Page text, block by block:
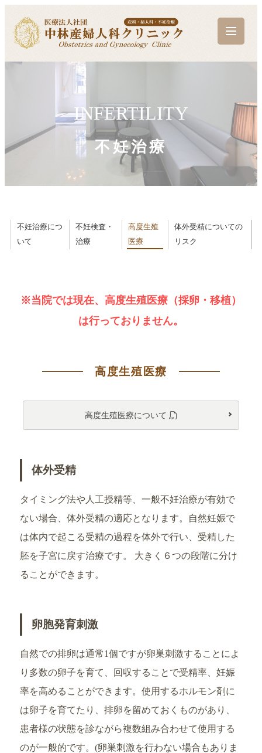
INFERTILITY
不妊治療
不妊治療につ
いて
不妊検査・
治療
高度生殖
医療
体外受精についての
リスク
※当院では現在、高度生殖医療（採卵・移植）
は行っておりません。
高度生殖医療
高度生殖医療について
体外受精
タイミング法や人工授精等、一般不妊治療が有効で
ない場合、体外受精の適応となります。自然妊娠で
は体内で起こる受精の過程を体外で行い、受精した
胚を子宮に戻す治療です。 大きく６つの段階に分け
ることができます。
卵胞発育刺激
自然での排卵は通常1個ですが卵巣刺激することによ
り多数の卵子を育て、回収することで受精率、妊娠
率を高めることができます。使用するホルモン剤に
は卵子を育てたり、排卵を留めておくものがあり、
患者様の状態を診ながら複数組み合わせて使用する
のが一般的です。(卵巣刺激を行わない場合もありま